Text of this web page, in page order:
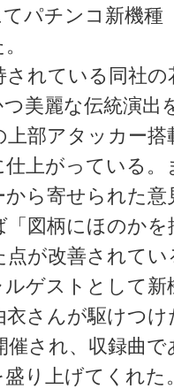
パチンコ新機種
れている同社の
美麗な伝統演出
部アタッカー
上がっている。
ら寄せられた意
図柄にほのか
が改善されて
ゲストとして新
さんが駆けつ
され、収録曲
り上げてくれた